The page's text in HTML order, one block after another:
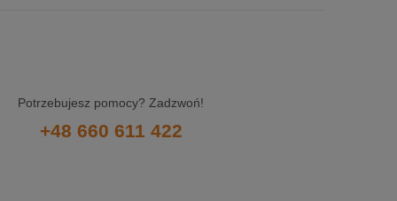
Potrzebujesz pomocy? Zadzwoń!
+48 660 611 422